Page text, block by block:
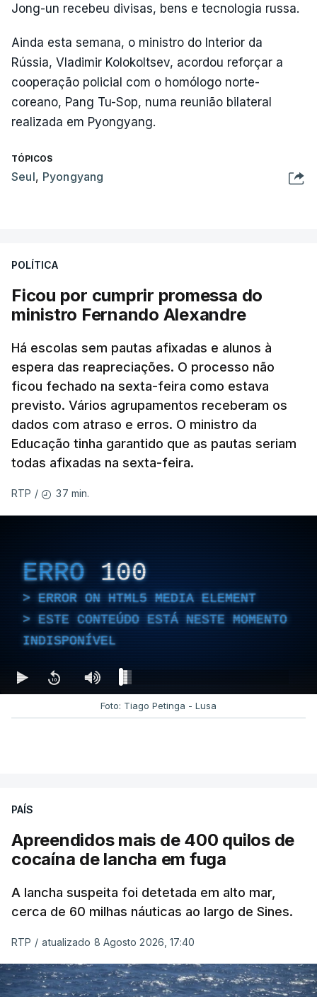
Jong-un recebeu divisas, bens e tecnologia russa.
Ainda esta semana, o ministro do Interior da
Rússia, Vladimir Kolokoltsev, acordou reforçar a
cooperação policial com o homólogo norte-
coreano, Pang Tu-Sop, numa reunião bilateral
realizada em Pyongyang.
TÓPICOS
Seul, Pyongyang
POLÍTICA
Ficou por cumprir promessa do
ministro Fernando Alexandre
Há escolas sem pautas afixadas e alunos à
espera das reapreciações. O processo não
ficou fechado na sexta-feira como estava
previsto. Vários agrupamentos receberam os
dados com atraso e erros. O ministro da
Educação tinha garantido que as pautas seriam
todas afixadas na sexta-feira.
RTP / 37 min.
ERRO 100
ERROR ON HTML5 MEDIA ELEMENT
ESTE CONTEÚDO ESTÁ NESTE MOMENTO
INDISPONÍVEL
Foto: Tiago Petinga - Lusa
PAÍS
Apreendidos mais de 400 quilos de
cocaína de lancha em fuga
A lancha suspeita foi detetada em alto mar,
cerca de 60 milhas náuticas ao largo de Sines.
RTP / atualizado 8 Agosto 2026, 17:40